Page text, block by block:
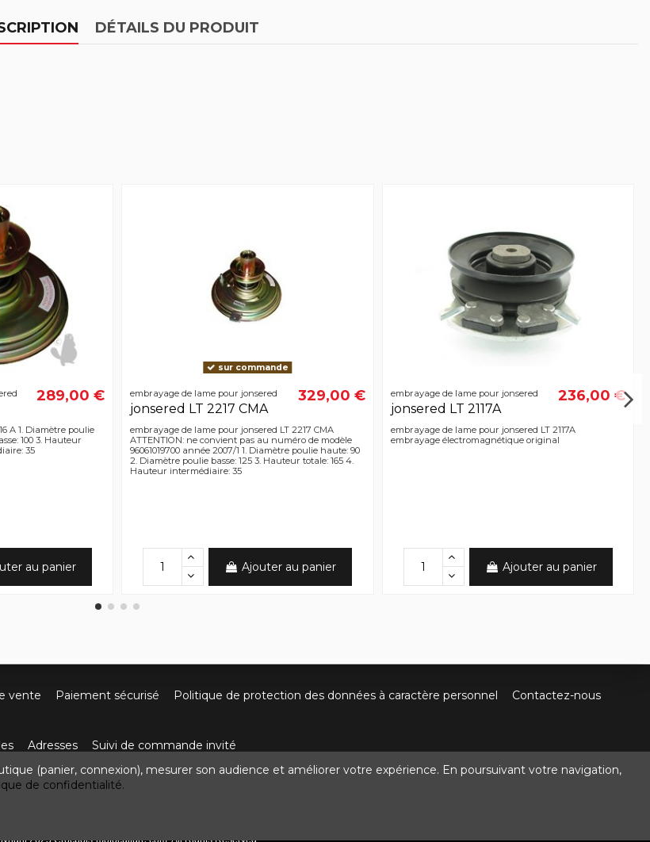
DÉTAILS DU PRODUIT
289,00 €
A 1. Diamètre poulie
100 3. Hauteur
35
au panier
sur commande
embrayage de lame pour jonsered
jonsered LT 2217 CMA
329,00 €
embrayage de lame pour jonsered LT 2217 CMA
ATTENTION: ne convient pas au numéro de modèle
96061019700 année 2007/1 1. Diamètre poulie haute: 90
2. Diamètre poulie basse: 125 3. Hauteur totale: 165 4.
Hauteur intermédiaire: 35
Ajouter au panier
embrayage de lame pour jonsered
jonsered LT 2117A
236,00 €
embrayage de lame pour jonsered LT 2117A
embrayage électromagnétique original
Ajouter au panier
vente Paiement sécurisé Politique de protection des données à caractère personnel
Contactez-nous
Adresses Suivi de commande invité
48800 Pied-de-Borne
2025 Crocbois-motoculture.com. All Rights Reserved.
(panier, connexion), mesurer son audience et améliorer votre expérience. En poursuivant votre navigation,
de confidentialité.